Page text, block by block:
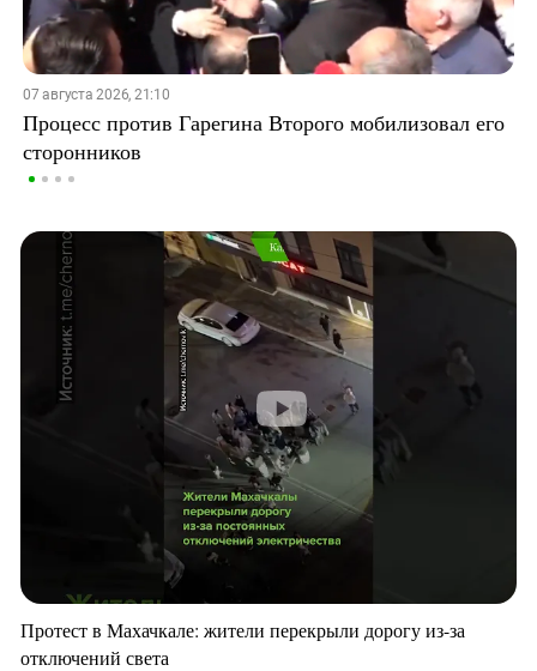
07 августа 2026, 21:10
Процесс против Гарегина Второго мобилизовал его
сторонников
Протест в Махачкале: жители перекрыли дорогу из-за
отключений света